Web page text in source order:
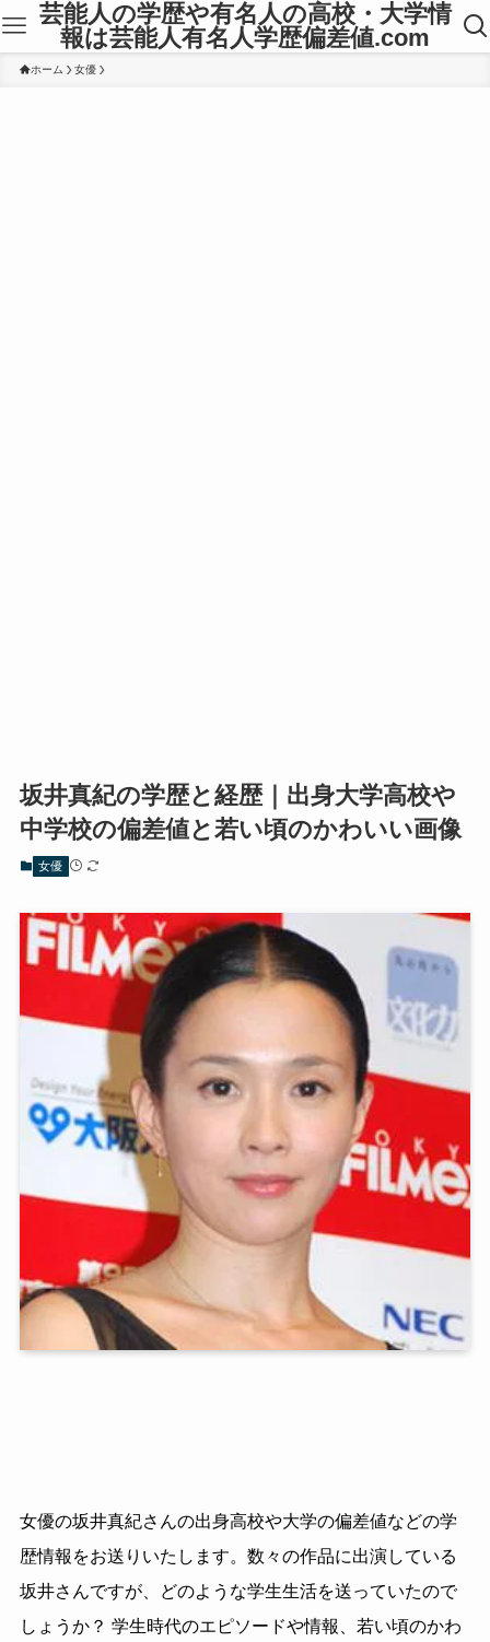
芸能人の学歴や有名人の高校・大学情
報は芸能人有名人学歴偏差値.com
ホーム 女優
坂井真紀の学歴と経歴｜出身大学高校や
中学校の偏差値と若い頃のかわいい画像
女優
女優の坂井真紀さんの出身高校や大学の偏差値などの学
歴情報をお送りいたします。数々の作品に出演している
坂井さんですが、どのような学生生活を送っていたので
しょうか？ 学生時代のエピソードや情報、若い頃のかわ